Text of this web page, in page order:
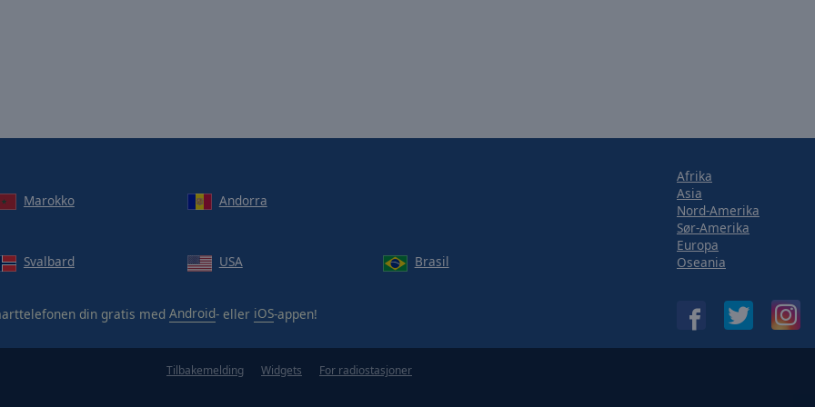
Marokko Andorra
Svalbard USA Brasil
din gratis med Android- eller iOS-appen!
Afrika
Asia
Nord-Amerika
Sør-Amerika
Europa
Oseania
Tilbakemelding Widgets For radiostasjoner